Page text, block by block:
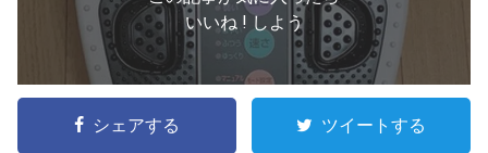
いいね ! しよう
シェアする ツイートする